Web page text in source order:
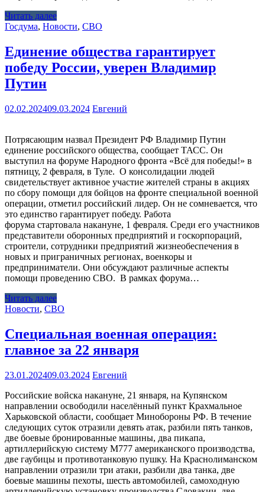
Читать далее
Госдума, Новости, СВО
Единение общества гарантирует
победу России, уверен Владимир
Путин
02.02.202409.03.2024 Евгений
Потрясающим назвал Президент РФ Владимир Путин
единение российского общества, сообщает ТАСС. Он
выступил на форуме Народного фронта «Всё для победы!» в
пятницу, 2 февраля, в Туле. О консолидации людей
свидетельствует активное участие жителей страны в акциях
по сбору помощи для бойцов на фронте специальной военной
операции, отметил российский лидер. Он не сомневается, что
это единство гарантирует победу. Работа
форума стартовала накануне, 1 февраля. Среди его участников
представители оборонных предприятий и госкорпораций,
строители, сотрудники предприятий жизнеобеспечения в
новых и приграничных регионах, военкоры и
предприниматели. Они обсуждают различные аспекты
помощи проведению СВО. В рамках форума…
Читать далее
Новости, СВО
Специальная военная операция:
главное за 22 января
23.01.202409.03.2024 Евгений
Российские войска накануне, 21 января, на Купянском
направлении освободили населённый пункт Крахмальное
Харьковской области, сообщает Минобороны РФ. В течение
следующих суток отразили девять атак, разбили пять танков,
две боевые бронированные машины, два пикапа,
артиллерийскую систему М777 американского производства,
две гаубицы и противотанковую пушку. На Краснолиманском
направлении отразили три атаки, разбили два танка, две
боевые машины пехоты, шесть автомобилей, самоходную